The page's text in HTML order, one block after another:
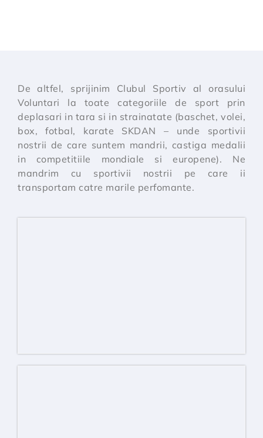
De altfel, sprijinim Clubul Sportiv al orasului
Voluntari la toate categoriile de sport prin
deplasari in tara si in strainatate (baschet, volei,
box, fotbal, karate SKDAN – unde sportivii
nostrii de care suntem mandrii, castiga medalii
in competitiile mondiale si europene). Ne
mandrim cu sportivii nostrii pe care ii
transportam catre marile perfomante.